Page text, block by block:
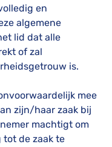
en
algemene
lid dat alle
of zal
is.
mee
zijn/haar zaak bij
machtigt om
tot de zaak te